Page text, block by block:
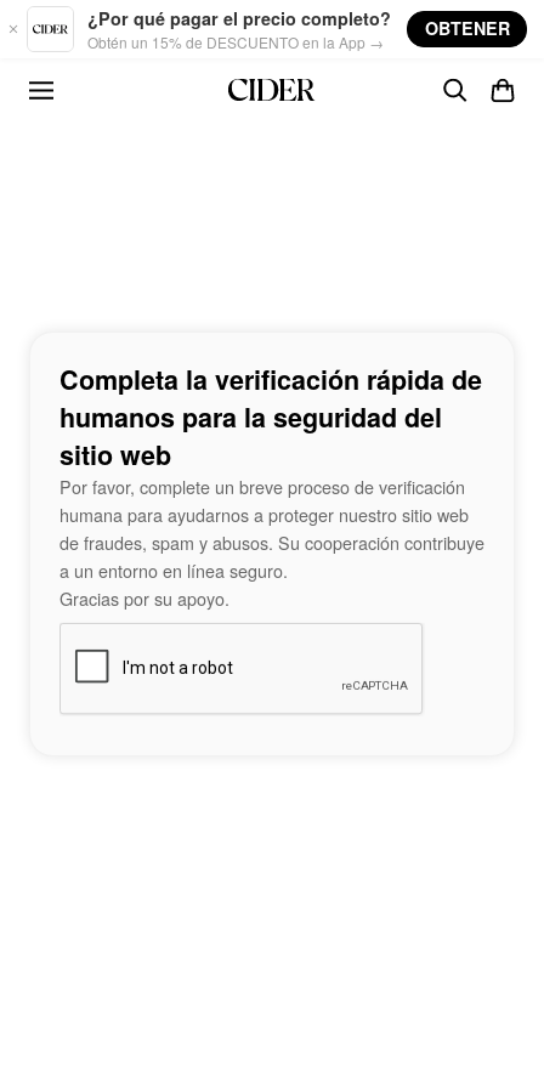
Skip to main content
¿Por qué pagar el precio completo?
Obtén un 15% de DESCUENTO en la App →
OBTENER
Completa la verificación rápida de
humanos para la seguridad del
sitio web
Por favor, complete un breve proceso de verificación
humana para ayudarnos a proteger nuestro sitio web
de fraudes, spam y abusos. Su cooperación contribuye
a un entorno en línea seguro.
Gracias por su apoyo.